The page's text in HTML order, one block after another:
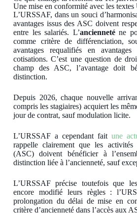
Une mise en conformité avec les
L’URSSAF, dans un souci
avantages issus des ASC doivent
entre les salariés. L’ancienneténe
comme critère de différenciation,
avantages requalifiés en
cotisations. C’est une question de
champ des ASC, l’avantage doit
distinction.
Depuis 2026, chaque nouvelle
compris les stagiaires) acquiert les
jour de contrat, sauf modulation licite.
L’URSSAF a cependant faitune
rappelle clairement que les activités
(ASC) doivent bénéficier à
distinction liée à l’ancienneté, sauf
L’URSSAF précise toutefois que
encore modifié leurs règles :
prolongation du délai de mise en
critère d’ancienneté dans l’accès aux